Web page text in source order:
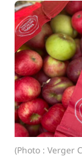
(Photo : Verger